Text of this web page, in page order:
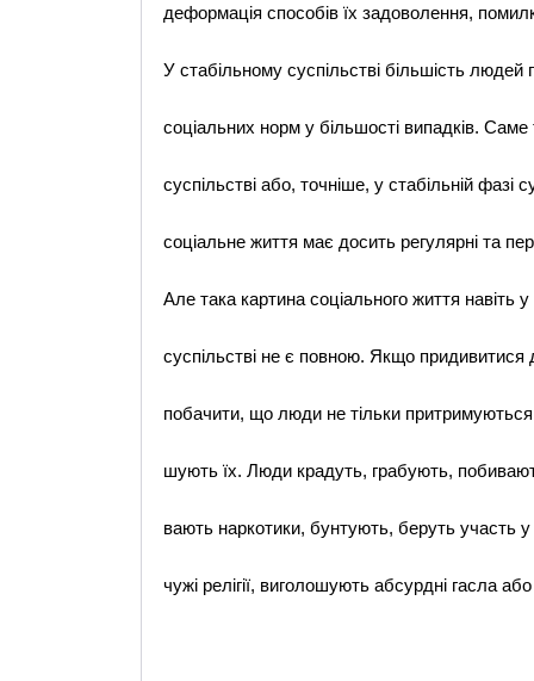
деформація способів їх задоволення,
У стабiльному суспiльствi бiльшiсть людей
соцiальних норм у бiльшостi випадкiв. Саме
суспiльствi або, точнiше, у стабiльнiй фазi
соцiальне життя має досить регулярнi та
Але така картина соцiального життя навiть
суспiльствi не є повною. Якщо придивитися
побачити, що люди не тiльки
шують їх. Люди крадуть, грабують,
вають наркотики, бунтують, беруть участь
чужi релiгiї, виголошують абсурднi гасла